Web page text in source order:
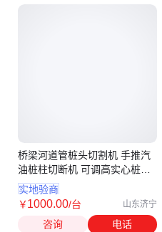
桥梁河道管桩头切割机 手推汽
油桩柱切断机 可调高实心桩切
割切桩机
实地验商
￥1000.00/台 山东济宁
咨询 电话